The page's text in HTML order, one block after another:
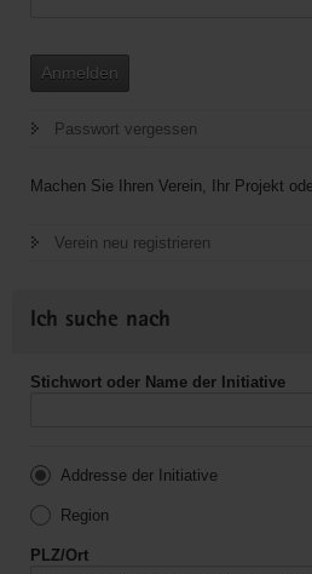
Anmelden
Passwort vergessen
Machen Sie Ihren Verein, Ihr Projekt
Verein neu registrieren
Ich suche nach
Stichwort oder Name der Initiative
Addresse der Initiative
Region
PLZ/Ort